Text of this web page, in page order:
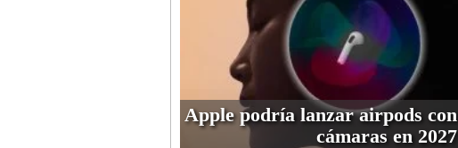
Apple podría lanzar airpods con
cámaras en 2027